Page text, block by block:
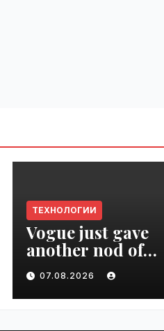
ТЕХНОЛОГИИ
Vogue just gave
another nod of
approval to the
world | VseTime.ru
07.08.2026